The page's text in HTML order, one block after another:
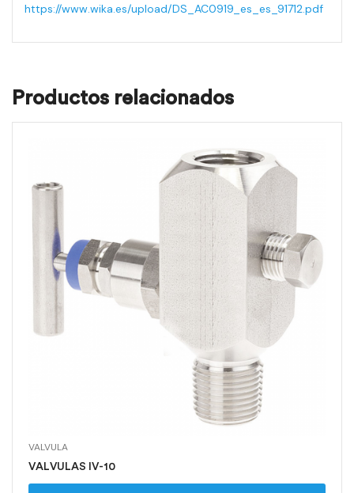
https://www.wika.es/upload/DS_AC0919_es_es_91712.pdf
Productos relacionados
VALVULA
VALVULAS IV-10